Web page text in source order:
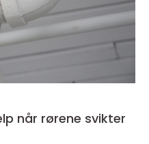
trygg hjelp når rørene svikter